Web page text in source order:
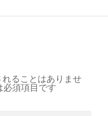
ることはありませ
必須項目です